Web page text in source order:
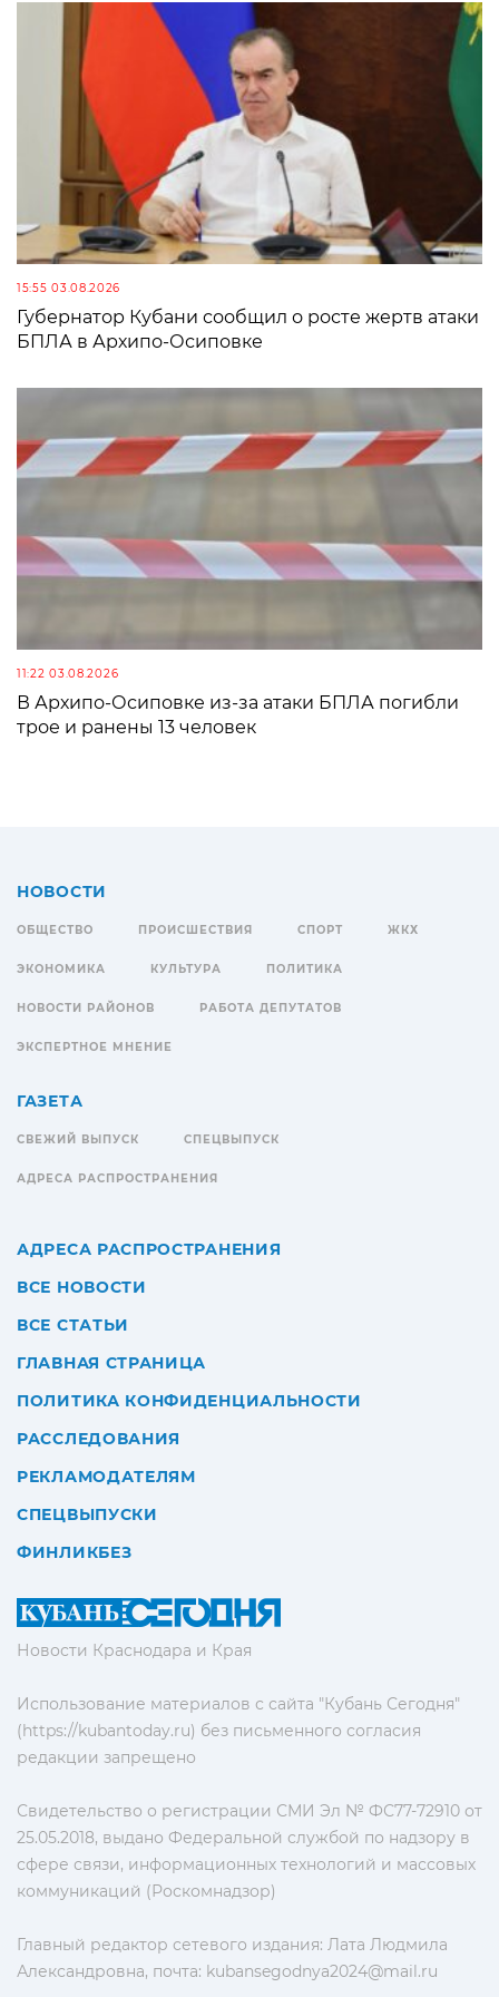
15:55 03.08.2026
Губернатор Кубани сообщил о росте жертв атаки
БПЛА в Архипо-Осиповке
11:22 03.08.2026
В Архипо-Осиповке из-за атаки БПЛА погибли
трое и ранены 13 человек
Новости Краснодара и Края
Использование материалов с сайта "Кубань Сегодня"
(https://kubantoday.ru) без письменного согласия
редакции запрещено
Свидетельство о регистрации СМИ Эл № ФС77-72910 от
25.05.2018, выдано Федеральной службой по надзору в
сфере связи, информационных технологий и массовых
коммуникаций (Роскомнадзор)
Главный редактор сетевого издания: Лата Людмила
Александровна, почта: kubansegodnya2024@mail.ru
НОВОСТИ
ОБЩЕСТВО ПРОИСШЕСТВИЯ СПОРТ ЖКХ
ЭКОНОМИКА КУЛЬТУРА ПОЛИТИКА
НОВОСТИ РАЙОНОВ РАБОТА ДЕПУТАТОВ
ЭКСПЕРТНОЕ МНЕНИЕ
ГАЗЕТА
СВЕЖИЙ ВЫПУСК СПЕЦВЫПУСК
АДРЕСА РАСПРОСТРАНЕНИЯ
АДРЕСА РАСПРОСТРАНЕНИЯ
ВСЕ НОВОСТИ
ВСЕ СТАТЬИ
ГЛАВНАЯ СТРАНИЦА
ПОЛИТИКА КОНФИДЕНЦИАЛЬНОСТИ
РАССЛЕДОВАНИЯ
РЕКЛАМОДАТЕЛЯМ
СПЕЦВЫПУСКИ
ФИНЛИКБЕЗ